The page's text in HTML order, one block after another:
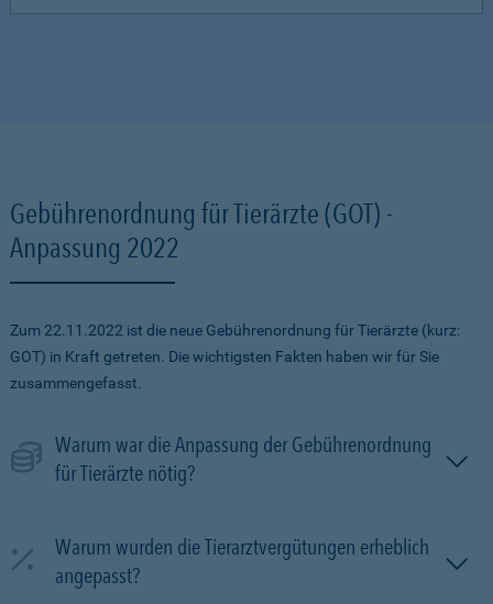
Gebührenordnung für Tierärzte (GOT) -
Anpassung 2022
Zum 22.11.2022 ist die neue Gebührenordnung für Tierärzte (kurz:
GOT) in Kraft getreten. Die wichtigsten Fakten haben wir für Sie
zusammengefasst.
Warum war die Anpassung der Gebührenordnung
für Tierärzte nötig?
Warum wurden die Tierarztvergütungen erheblich
angepasst?